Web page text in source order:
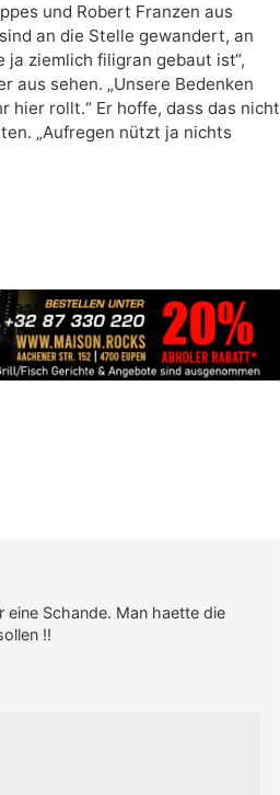
und Robert Franzen aus
an die Stelle gewandert, an
ja ziemlich filigran gebaut ist“,
aus sehen. „Unsere Bedenken
hier rollt.“ Er hoffe, dass das nicht
„Aufregen nützt ja nichts
Schande. Man haette die
!!